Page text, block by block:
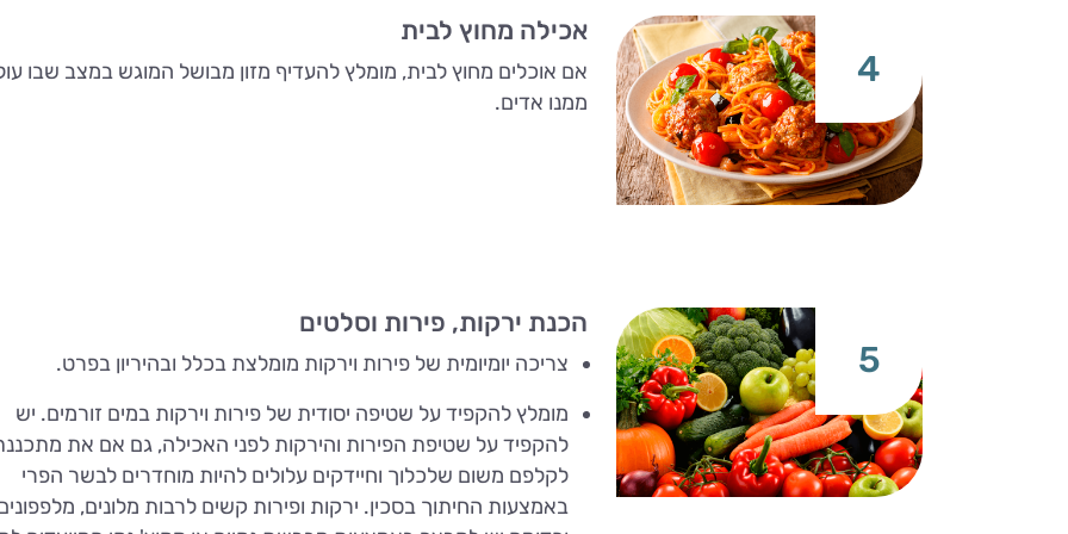
4
אכילה מחוץ לבית
אם אוכלים מחוץ לבית, מומלץ להעדיף מזון מבושל המוגש במצב שבו
ממנו אדים.
5
הכנת ירקות, פירות וסלטים
צריכה יומיומית של פירות וירקות מומלצת בכלל ובהיריון בפרט.
מומלץ להקפיד על שטיפה יסודית של פירות וירקות במים זורמים. יש
להקפיד על שטיפת הפירות והירקות לפני האכילה, גם אם את
לקלפם משום שלכלוך וחיידקים עלולים להיות מוחדרים לבשר הפרי
באמצעות החיתוך בסכין. ירקות ופירות קשים לרבות מלונים,